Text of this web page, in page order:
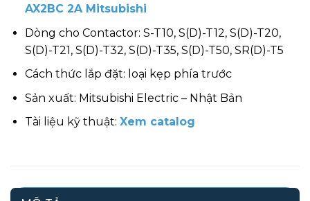
AX2BC 2A Mitsubishi
Dòng cho Contactor: S-T10, S(D)-T12, S(D)-T20,
S(D)-T21, S(D)-T32, S(D)-T35, S(D)-T50, SR(D)-T5
Cách thức lắp đặt: loại kẹp phía trước
Sản xuất: Mitsubishi Electric – Nhật Bản
Tài liệu kỹ thuật: Xem catalog